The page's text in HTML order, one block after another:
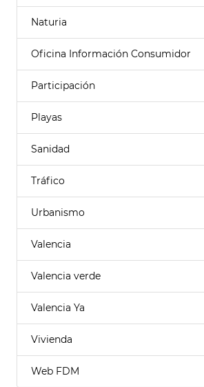
Naturia
Oficina Información Consumidor
Participación
Playas
Sanidad
Tráfico
Urbanismo
Valencia
Valencia verde
Valencia Ya
Vivienda
Web FDM